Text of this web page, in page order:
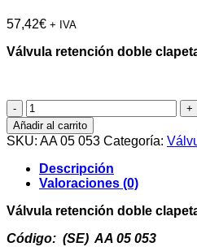
57,42€ + IVA
Válvula retención doble
Válvula
retención
doble
clapeta
inox-
check
DN50
cantidad
Añadir al carrito
SKU: AA 05 053 Categoría:
Descripción
Valoraciones (0)
Válvula retención doble
Código: (SE) AA 05 053